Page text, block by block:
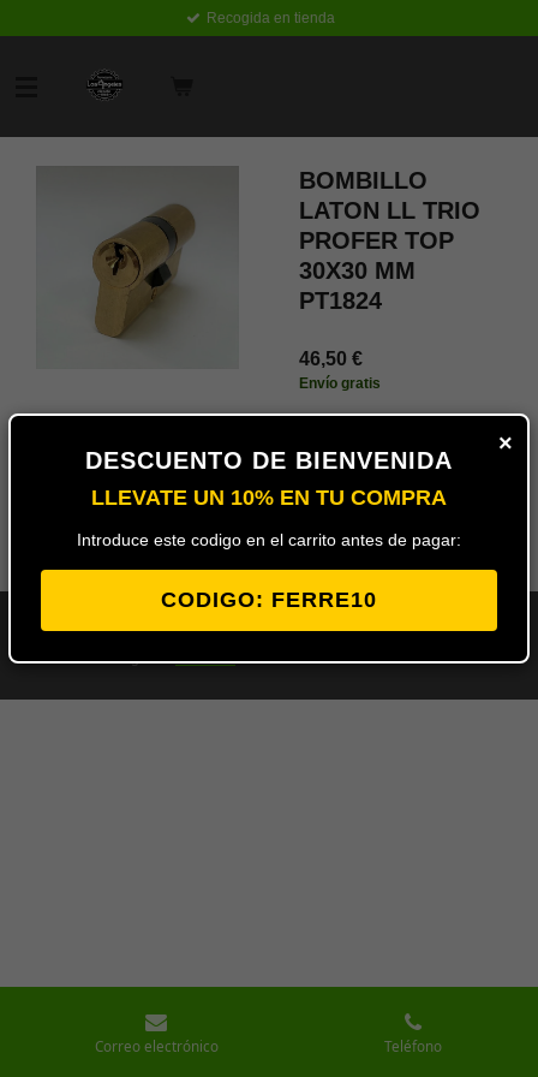
Recogida en tienda
BOMBILLO
LATON LL TRIO
PROFER TOP
30X30 MM
PT1824
46,50 €
Envío gratis
al
© 2024 - 2026 Ferretería Los Ángeles
Con la tecnología deWebador
Correo electrónico Teléfono
×
DESCUENTO DE BIENVENIDA
LLEVATE UN 10% EN TU COMPRA
Introduce este codigo en el carrito antes de pagar:
CODIGO: FERRE10